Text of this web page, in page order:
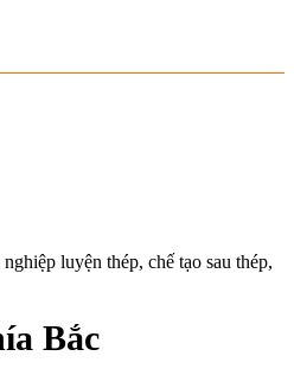
luyện thép, chế tạo sau thép,
Bắc